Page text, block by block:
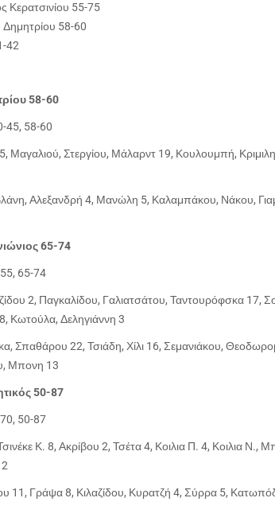
Κερατσινίου 55-75
58-60
42
58-60
45, 58-60
Στεργίου, Μάλαρντ 19, Κουλουμπή,
Αλεξανδρή 4, Μανώλη 5, Καλαμπάκου, Νάκου,
65-74
65-74
2, Παγκαλίδου, Γαλιατσάτου, Ταντουρόφσκα 17,
Κωτούλα, Δεληγιάννη 3
Σπαθάρου 22, Τσιάδη, Χίλι 16, Σεμανιάκου,
Μπονη 13
50-87
50-87
Κ. 8, Ακρίβου 2, Τσέτα 4, Κοιλια Π. 4, Κοιλια Ν.,
11, Γράψα 8, Κιλαζίδου, Κυρατζή 4, Σύρρα 5,